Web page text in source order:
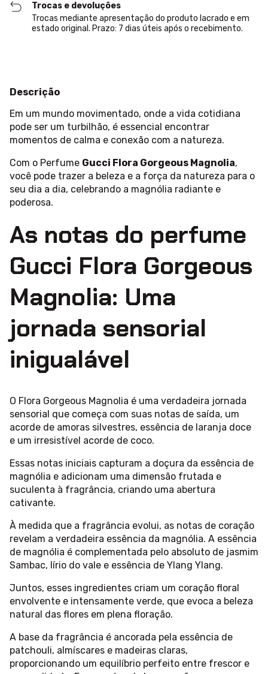
Trocas e devoluções
Trocas mediante apresentação do produto lacrado e em
estado original. Prazo: 7 dias úteis após o recebimento.
Descrição
Em um mundo movimentado, onde a vida cotidiana
pode ser um turbilhão, é essencial encontrar
momentos de calma e conexão com a natureza.
Com o Perfume Gucci Flora Gorgeous Magnolia,
você pode trazer a beleza e a força da natureza para o
seu dia a dia, celebrando a magnólia radiante e
poderosa.
As notas do perfume
Gucci Flora Gorgeous
Magnolia: Uma
jornada sensorial
inigualável
O Flora Gorgeous Magnolia é uma verdadeira jornada
sensorial que começa com suas notas de saída, um
acorde de amoras silvestres, essência de laranja doce
e um irresistível acorde de coco.
Essas notas iniciais capturam a doçura da essência de
magnólia e adicionam uma dimensão frutada e
suculenta à fragrância, criando uma abertura
cativante.
À medida que a fragrância evolui, as notas de coração
revelam a verdadeira essência da magnólia. A essência
de magnólia é complementada pelo absoluto de jasmim
Sambac, lírio do vale e essência de Ylang Ylang.
Juntos, esses ingredientes criam um coração floral
envolvente e intensamente verde, que evoca a beleza
natural das flores em plena floração.
A base da fragrância é ancorada pela essência de
patchouli, almíscares e madeiras claras,
proporcionando um equilíbrio perfeito entre frescor e